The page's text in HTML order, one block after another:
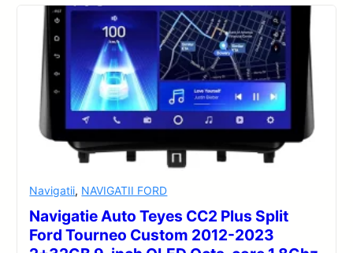
Navigatii, NAVIGATII FORD
Navigatie Auto Teyes CC2 Plus Split
Ford Tourneo Custom 2012-2023